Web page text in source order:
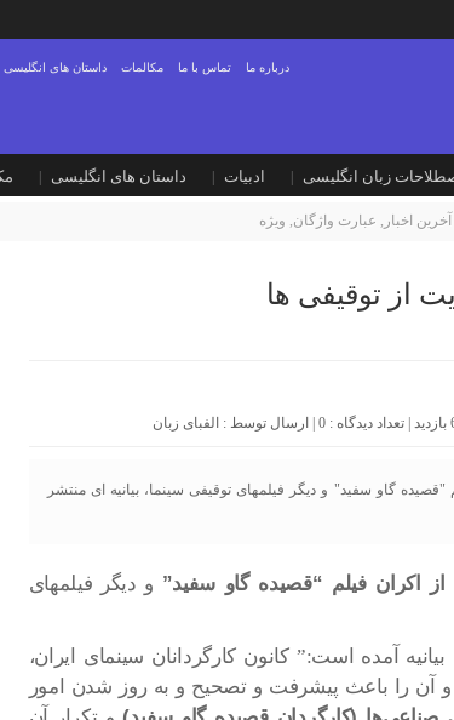
داستان های انگلیسی مکالمات تماس با ما درباره ما
زبان انگلیسی ادبیات داستان های انگلیسی
آخرین اخبار , عبارت واژگان, ویژه
از توقیفی ها
0 | ارسال توسط : الفبای زبان
گاو سفید" و دیگر فیلمهای توقیفی سینما، بیانیه ای منتشر
از اکران فیلم “قصیده گاو سفید” و دیگر فیلمهای
آمده است:” کانون کارگردانان سینمای ایران،
و آن را باعث پیشرفت و تصحیح و به روز شدن امور